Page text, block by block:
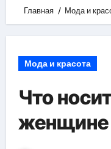
Главная Мода и
Мода и красота
Что
женщине